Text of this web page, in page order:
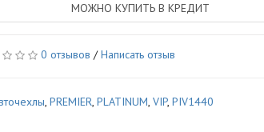
МОЖНО КУПИТЬ В КРЕДИТ
0 отзывов /Написать отзыв
,PREMIER,PLATINUM,VIP,PIV1440